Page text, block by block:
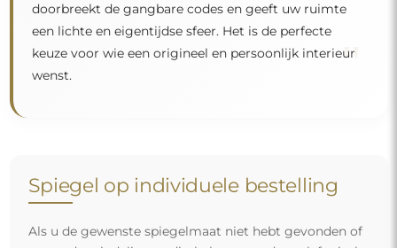
doorbreekt de gangbare codes en geeft uw ruimte
een lichte en eigentijdse sfeer. Het is de perfecte
keuze voor wie een origineel en persoonlijk interieur
wenst.
"
Spiegel op individuele bestelling
Als u de gewenste spiegelmaat niet hebt gevonden of